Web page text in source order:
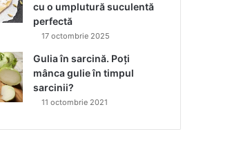
cu o umplutură suculentă
perfectă
17 octombrie 2025
Gulia în sarcină. Poți
mânca gulie în timpul
sarcinii?
11 octombrie 2021